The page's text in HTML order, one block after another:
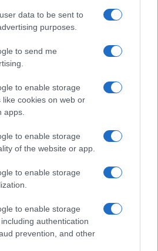
data to be sent to
purposes.
to send me
to enable storage
like cookies on web or
apps.
to enable storage
of the website or app.
to enable storage
to enable storage
authentication
prevention, and other
in Gallura, bella anche dal
vip svela come fa
dopo le polemiche il centro
minori chiude
di sosta contro spaccio e degrado:
impeccabile: come scegliere la
per la casa e l’ufficio
la fine di un lungo dolore: storia e